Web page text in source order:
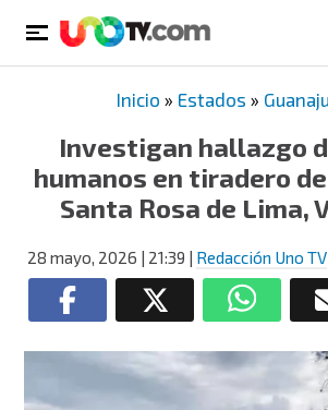
Inicio » Estados »
Investigan hallazgo
humanos en tiradero
Santa Rosa de Lima,
28 mayo, 2026 | 21:39 | Redacción Uno TV